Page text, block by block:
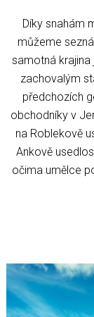
Díky snahám
můžeme
samotná krajina
zachovalým
předchozích
obchodníky v
na Roblekově
Ankově
očima umělce